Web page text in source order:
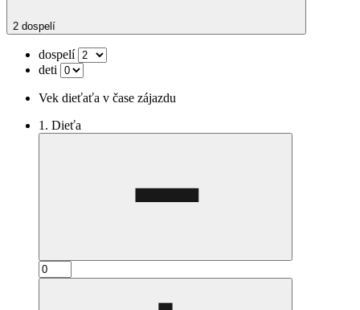
2 dospelí
dospelí
deti
Vek dieťaťa v čase zájazdu
1. Dieťa